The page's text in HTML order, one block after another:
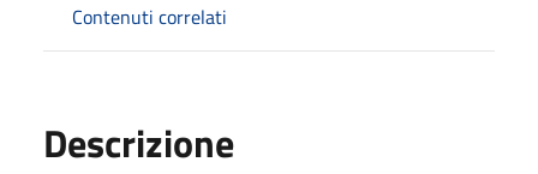
Contenuti correlati
Descrizione